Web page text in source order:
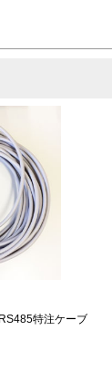
特注ケーブ